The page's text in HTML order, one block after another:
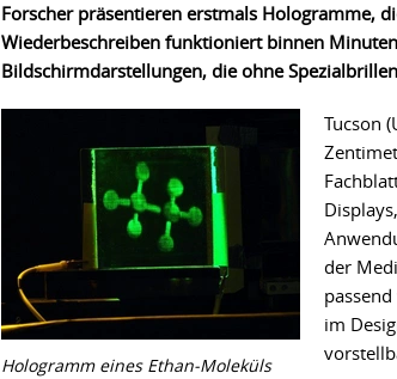
Forscher präsentieren erstmals Hologramme,
Wiederbeschreiben funktioniert binnen
Bildschirmdarstellungen, die ohne
Hologramm eines Ethan-Moleküls
Tucson
der
im